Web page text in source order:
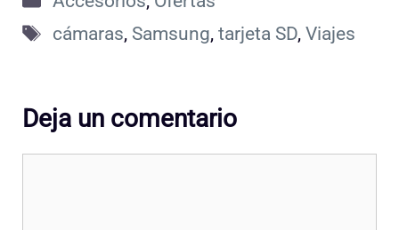
Etiquetas
cámaras, Samsung, tarjeta SD, Viajes
Deja un comentario